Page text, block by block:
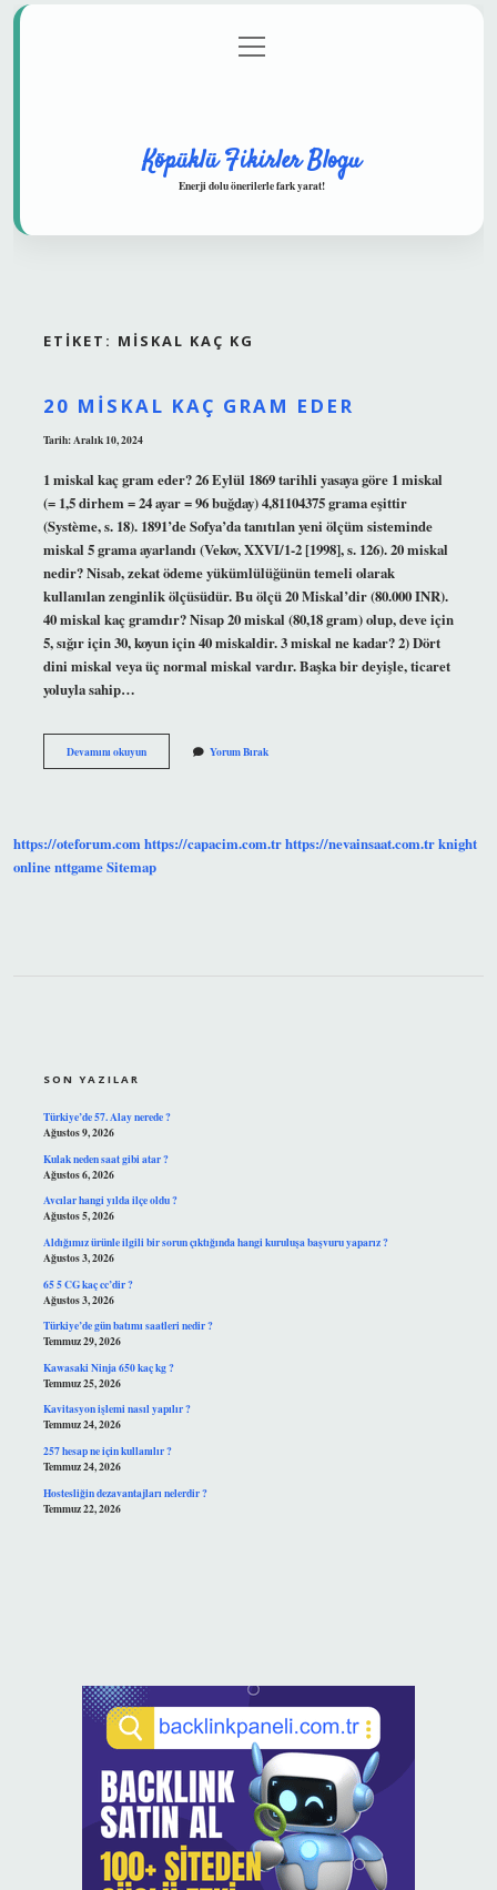
Gizlilik Politikası
menüyü
aç
Köpüklü Fikirler Blogu
Enerji dolu önerilerle fark yarat!
ETIKET: MISKAL KAÇ KG
20 MISKAL KAÇ GRAM EDER
Tarih: Aralık 10, 2024
1 miskal kaç gram eder? 26 Eylül 1869 tarihli yasaya göre 1 miskal
(= 1,5 dirhem = 24 ayar = 96 buğday) 4,81104375 grama eşittir
(Système, s. 18). 1891’de Sofya’da tanıtılan yeni ölçüm sisteminde
miskal 5 grama ayarlandı (Vekov, XXVI/1-2 [1998], s. 126). 20 miskal
nedir? Nisab, zekat ödeme yükümlülüğünün temeli olarak
kullanılan zenginlik ölçüsüdür. Bu ölçü 20 Miskal’dir (80.000 INR).
40 miskal kaç gramdır? Nisap 20 miskal (80,18 gram) olup, deve için
5, sığır için 30, koyun için 40 miskaldir. 3 miskal ne kadar? 2) Dört
dini miskal veya üç normal miskal vardır. Başka bir deyişle, ticaret
yoluyla sahip…
Devamını okuyun20
Miskal
Yorum Bırak
https://oteforum.comhttps://capacim.com.trhttps://nevainsaat.com.trknight
onlinenttgameSitemap
SON YAZILAR
Türkiye’de 57. Alay nerede ?
Ağustos 9, 2026
Kulak neden saat gibi atar ?
Ağustos 6, 2026
Avcılar hangi yılda ilçe oldu ?
Ağustos 5, 2026
Aldığımız ürünle ilgili bir sorun çıktığında hangi kuruluşa başvuru yaparız ?
Ağustos 3, 2026
65 5 CG kaç cc’dir ?
Ağustos 3, 2026
Türkiye’de gün batımı saatleri nedir ?
Temmuz 29, 2026
Kawasaki Ninja 650 kaç kg ?
Temmuz 25, 2026
Kavitasyon işlemi nasıl yapılır ?
Temmuz 24, 2026
257 hesap ne için kullanılır ?
Temmuz 24, 2026
Hostesliğin dezavantajları nelerdir ?
Temmuz 22, 2026